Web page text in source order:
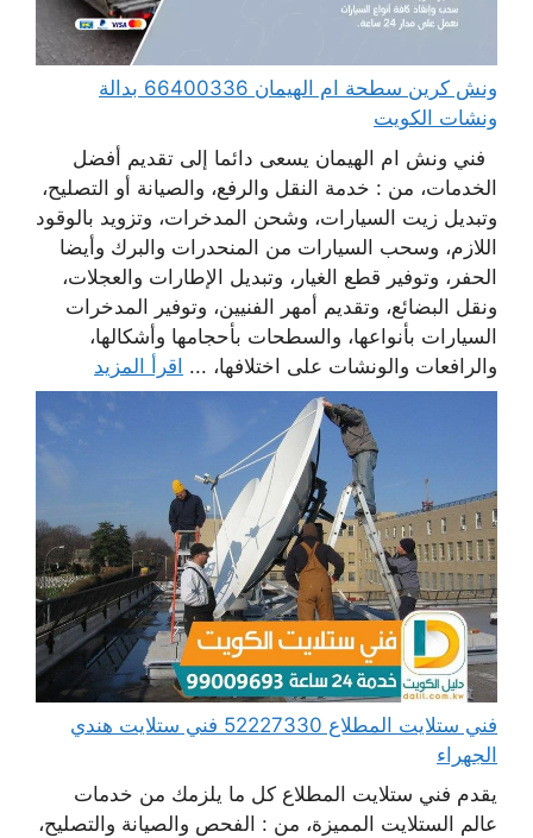
ونش كرين سطحة ام الهيمان 66400336 بدالة
ونشات الكويت
فني ونش ام الهيمان يسعى دائما إلى تقديم أفضل
الخدمات، من : خدمة النقل والرفع، والصيانة أو التصليح،
وتبديل زيت السيارات، وشحن المدخرات، وتزويد بالوقود
اللازم، وسحب السيارات من المنحدرات والبرك وأيضا
الحفر، وتوفير قطع الغيار، وتبديل الإطارات والعجلات،
ونقل البضائع، وتقديم أمهر الفنيين، وتوفير المدخرات
السيارات بأنواعها، والسطحات بأحجامها وأشكالها،
والرافعات والونشات على اختلافها، ... اقرأ المزيد
فني ستلايت المطلاع 52227330 فني ستلايت هندي
الجهراء
يقدم فني ستلايت المطلاع كل ما يلزمك من خدمات
عالم الستلايت المميزة، من : الفحص والصيانة والتصليح،